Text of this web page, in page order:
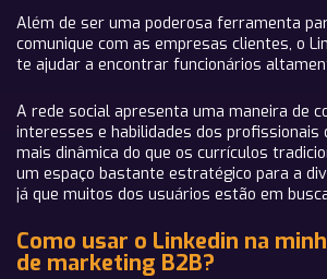
Além de ser uma poderosa ferramenta
comunique com as empresas clientes, o
te ajudar a encontrar funcionários
A rede social apresenta uma maneira de
interesses e habilidades dos profissionais
mais dinâmica do que os currículos
um espaço bastante estratégico para a
já que muitos dos usuários estão em
Como usar o Linkedin na
de marketing B2B?